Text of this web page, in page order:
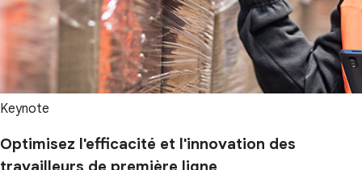
Keynote
Optimisez l'efficacité et l'innovation des